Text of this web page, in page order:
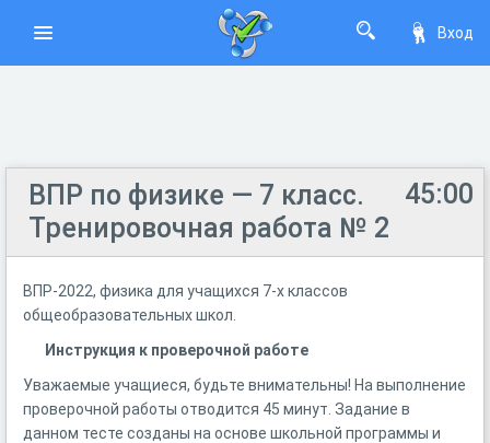
Вход
45:00
ВПР по физике — 7 класс.
Тренировочная работа № 2
ВПР-2022, физика для учащихся 7-х классов
общеобразовательных школ.
Инструкция к проверочной работе
Уважаемые учащиеся, будьте внимательны! На выполнение
проверочной работы отводится 45 минут. Задание в
данном тесте созданы на основе школьной программы и